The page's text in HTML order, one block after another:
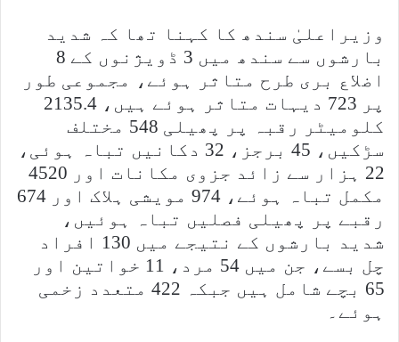
وزیراعلیٰ سندھ کا کہنا تھا کہ شدید
بارشوں سے سندھ میں 3 ڈویژنوں کے 8
اضلاع بری طرح متاثر ہوئے، مجموعی طور
پر 723 دیہات متاثر ہوئے ہیں، 2135.4
کلومیٹر رقبہ پر پھیلی 548 مختلف
سڑکیں، 45 برجز، 32 دکانیں تباہ ہوئی،
22 ہزار سے زائد جزوی مکانات اور 4520
مکمل تباہ ہوئے، 974 مویشی ہلاک اور 674
رقبے پر پھیلی فصلیں تباہ ہوئیں،
شدید بارشوں کے نتیجے میں 130 افراد
چل بسے، جن میں 54 مرد، 11 خواتین اور
65 بچے شامل ہیں جبکہ 422 متعدد زخمی
ہوئے۔